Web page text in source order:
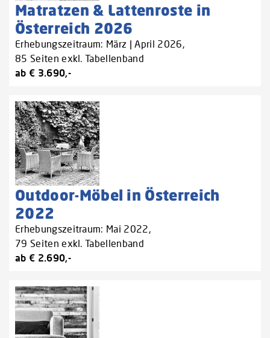
Matratzen & Lattenroste in
Österreich 2026
Erhebungszeitraum: März | April 2026,
85 Seiten exkl. Tabellenband
ab € 3.690,-
Outdoor-Möbel in Österreich
2022
Erhebungszeitraum: Mai 2022,
79 Seiten exkl. Tabellenband
ab € 2.690,-